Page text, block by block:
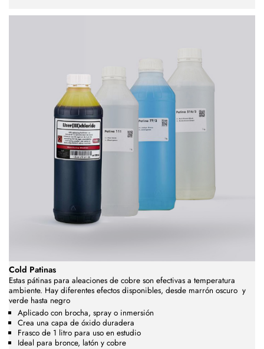
Cold Patinas
Estas pátinas para aleaciones de cobre son efectivas a temperatura
ambiente. Hay diferentes efectos disponibles, desde marrón oscuro y
verde hasta negro
Aplicado con brocha, spray o inmersión
Crea una capa de óxido duradera
Frasco de 1 litro para uso en estudio
Ideal para bronce, latón y cobre